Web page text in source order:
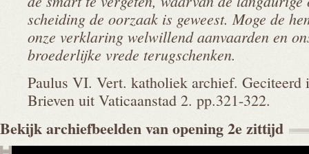
scheiding de oorzaak is geweest. Moge de
onze verklaring welwillend aanvaarden en
broederlijke vrede terugschenken.
Paulus VI. Vert. katholiek archief. Geciteerd
Brieven uit Vaticaanstad 2. pp.321-322.
Bekijk archiefbeelden van opening 2ezittijd